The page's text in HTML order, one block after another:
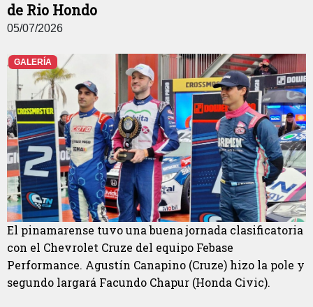
de Rio Hondo
05/07/2026
GALERÍA
El pinamarense tuvo una buena jornada clasificatoria
con el Chevrolet Cruze del equipo Febase
Performance. Agustín Canapino (Cruze) hizo la pole y
segundo largará Facundo Chapur (Honda Civic).